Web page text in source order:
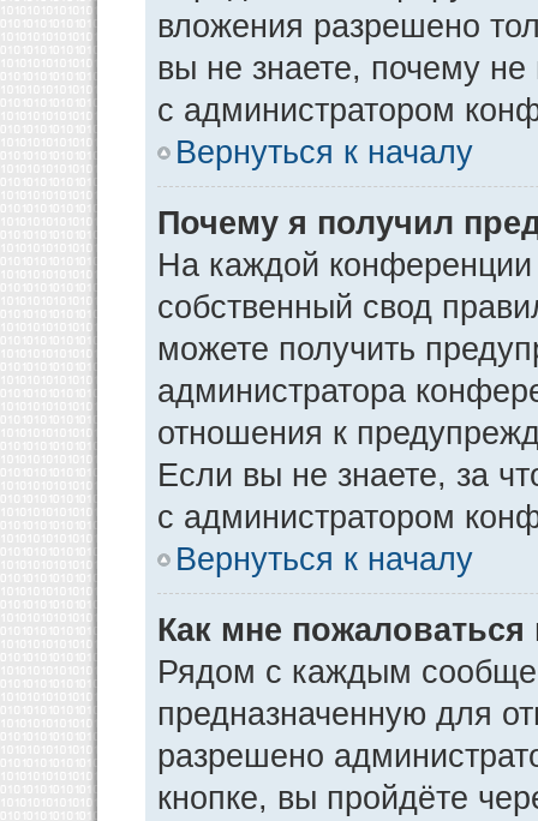
вложения разрешено
вы не знаете, почему
с администратором
Вернуться к началу
Почему я получил
На каждой конференции
собственный свод
можете получить
администратора
отношения к
Если вы не знаете, за
с администратором
Вернуться к началу
Как мне
Рядом с каждым
предназначенную для
разрешено
кнопке, вы пройдёте